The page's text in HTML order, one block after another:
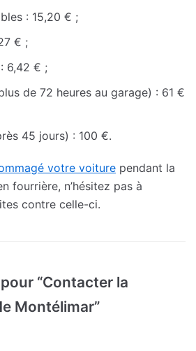
: 15,20 € ;
€ ;
6,42 € ;
de 72 heures au garage) : 61 €
45 jours) : 100 €.
votre voiture pendant la
fourrière, n’hésitez pas à
contre celle-ci.
“Contacter la
Montélimar”